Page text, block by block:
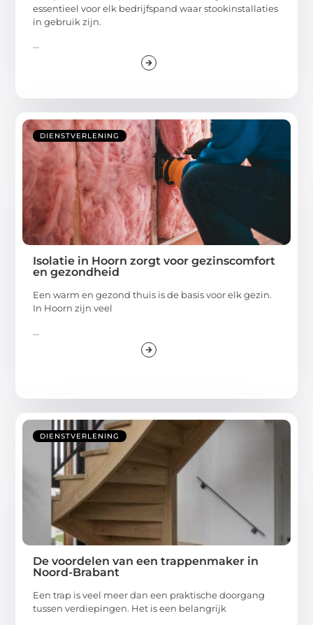
essentieel voor elk bedrijfspand waar stookinstallaties
in gebruik zijn.
...
DIENSTVERLENING
Isolatie in Hoorn zorgt voor gezinscomfort
en gezondheid
Een warm en gezond thuis is de basis voor elk gezin.
In Hoorn zijn veel
...
DIENSTVERLENING
De voordelen van een trappenmaker in
Noord-Brabant
Een trap is veel meer dan een praktische doorgang
tussen verdiepingen. Het is een belangrijk